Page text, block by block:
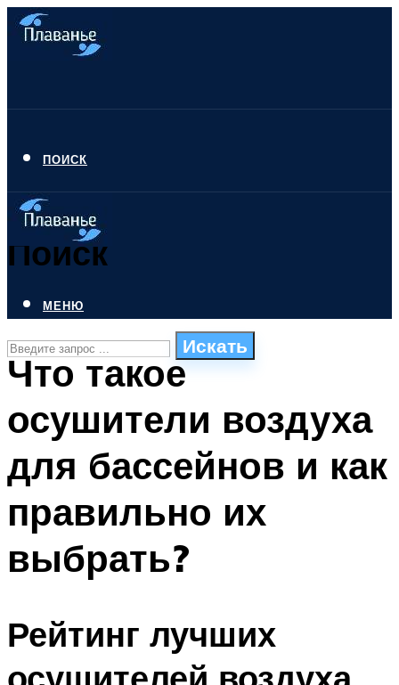
ПОИСК
Поиск
Искать
ПЛАВАНЬЕ ДЛЯ ДЕТЕЙ
БАССЕЙН ДЛЯ ДОМА
МЕНЮ
МЕНЮ
Что такое
осушители воздуха
для бассейнов и как
правильно их
выбрать?
Рейтинг лучших